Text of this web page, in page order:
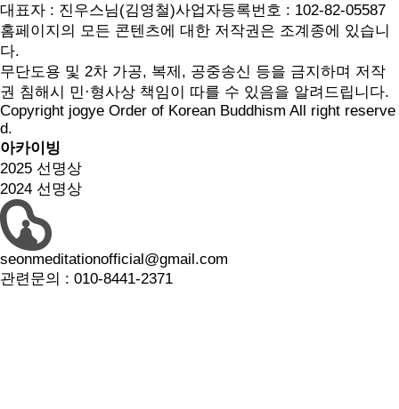
대표자 : 진우스님(김영철)사업자등록번호 : 102-82-05587
홈페이지의 모든 콘텐츠에 대한 저작권은 조계종에 있습니
다.
무단도용 및 2차 가공, 복제, 공중송신 등을 금지하며 저작
권 침해시 민·형사상 책임이 따를 수 있음을 알려드립니다.
Copyright jogye Order of Korean Buddhism All right reserve
d.
아카이빙
2025 선명상
2024 선명상
seonmeditationofficial@gmail.com
관련문의 : 010-8441-2371